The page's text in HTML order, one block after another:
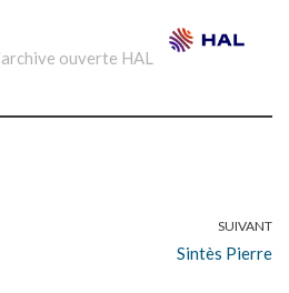
Presse et délation au Pays
Matilde Eiroa San Francisco. La
ouverte HAL
SUIVANT
Sintès Pierre